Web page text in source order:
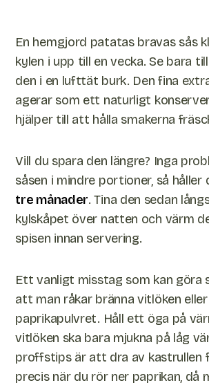
En hemgjord patatas bravas sås
kylen i upp till en vecka. Se bara
den i en lufttät burk. Den fina
agerar som ett naturligt
hjälper till att hålla smakerna
Vill du spara den längre? Inga
såsen i mindre portioner, så håller
tre månader. Tina den sedan
kylskåpet över natten och värm
spisen innan servering.
Ett vanligt misstag som kan göra
att man råkar bränna vitlöken eller
paprikapulvret. Håll ett öga på
vitlöken ska bara mjukna på låg
proffstips är att dra av kastrullen
precis när du rör ner paprikan, då